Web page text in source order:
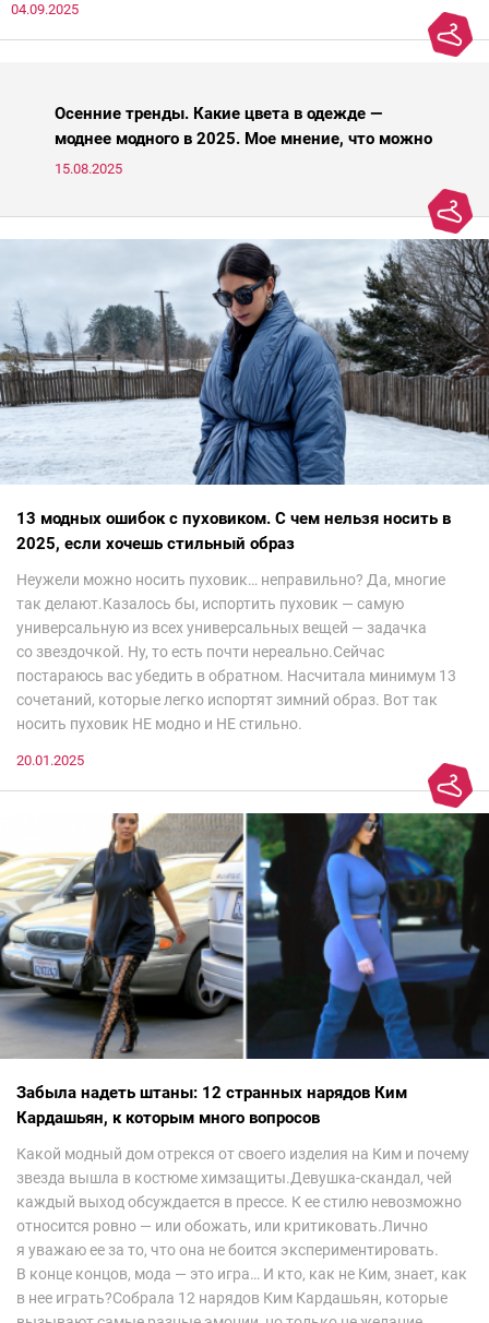
паники.
04.09.2025
Осенние тренды. Какие цвета в одежде —
моднее модного в 2025. Мое мнение, что можно
носить, а что нет
15.08.2025
13 модных ошибок с пуховиком. С чем нельзя носить в
2025, если хочешь стильный образ
Неужели можно носить пуховик… неправильно? Да, многие
так делают.Казалось бы, испортить пуховик — самую
универсальную из всех универсальных вещей — задачка
со звездочкой. Ну, то есть почти нереально.Сейчас
постараюсь вас убедить в обратном. Насчитала минимум 13
сочетаний, которые легко испортят зимний образ. Вот так
носить пуховик НЕ модно и НЕ стильно.
20.01.2025
Забыла надеть штаны: 12 странных нарядов Ким
Кардашьян, к которым много вопросов
Какой модный дом отрекся от своего изделия на Ким и почему
звезда вышла в костюме химзащиты.Девушка-скандал, чей
каждый выход обсуждается в прессе. К ее стилю невозможно
относится ровно — или обожать, или критиковать.Лично
я уважаю ее за то, что она не боится экспериментировать.
В конце концов, мода — это игра… И кто, как не Ким, знает, как
в нее играть?Собрала 12 нарядов Ким Кардашьян, которые